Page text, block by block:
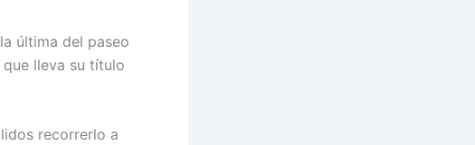
última del paseo
lleva su título
recorrerlo a